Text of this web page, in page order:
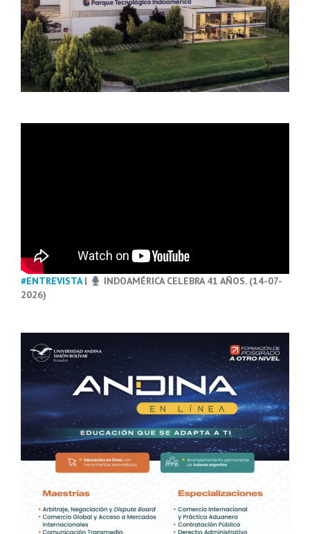
#ENTREVISTA|
INDOAMÉRICA CELEBRA 41 AÑOS. (14-07-
2026)